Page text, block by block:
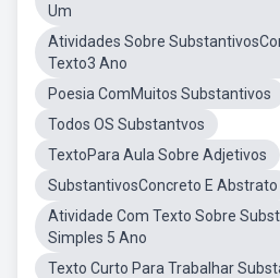
Um
Atividades Sobre
Texto3 Ano
Poesia ComMuitos Substantivos
Todos OS Substantvos
TextoPara Aula Sobre Adjetivos
SubstantivosConcreto E Abstrato
Atividade Com Texto Sobre
Simples 5 Ano
Texto Curto Para Trabalhar